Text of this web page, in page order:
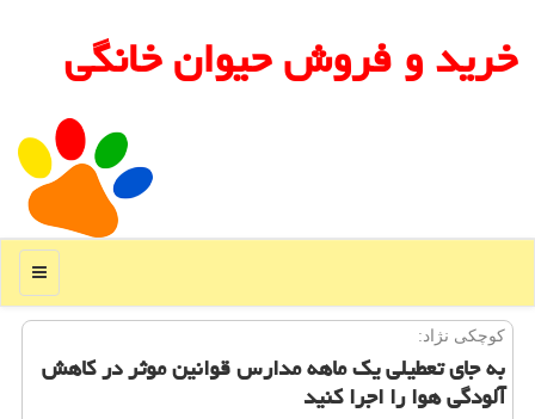
خرید و فروش حیوان خانگی
منو
كوچكی نژاد:
به جای تعطیلی یك ماهه مدارس قوانین موثر در كاهش
آلودگی هوا را اجرا كنید